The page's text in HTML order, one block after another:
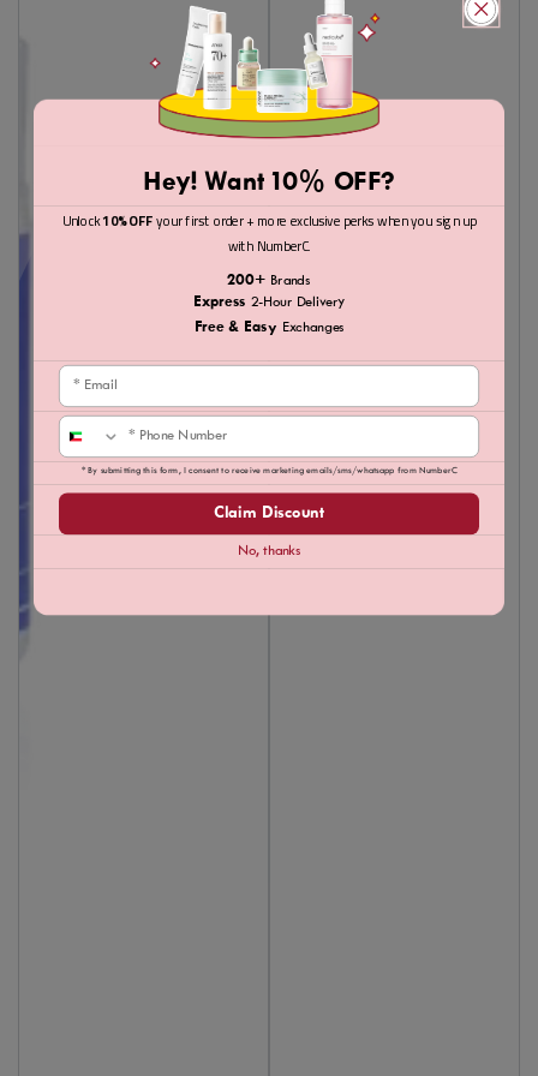
Hey! Want 10% OFF?
Unlock10% OFFyour first order + more exclusive perks when you sign up
with NumberC.
200+ Brands
Express 2-Hour Delivery
Free & Easy Exchanges
Email
Phone
* By submitting this form, I consent to receive marketing emails/sms/whatsapp from NumberC
Claim Discount
No, thanks